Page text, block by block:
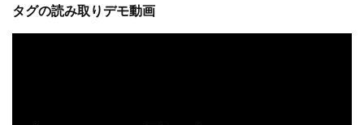
タグの読み取りデモ動画